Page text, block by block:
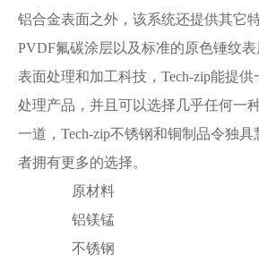
铝合金表面之外，该系统还提供其它
PVDF氟碳涂层以及标准的原色锤纹
表面处理和加工科技，Tech-zip能提
处理产品，并且可以选择几乎任何一
一道，Tech-zip不锈钢和铜制品令独
者拥有更多的选择。
原材料
铝镁锰
不锈钢